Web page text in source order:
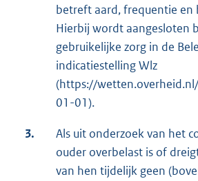
betreft aard, frequentie en
Hierbij wordt aangesloten
gebruikelijke zorg in de
indicatiestelling Wlz
(https://
01-01).
3.
Als uit onderzoek van het
ouder overbelast is of
van hen tijdelijk geen